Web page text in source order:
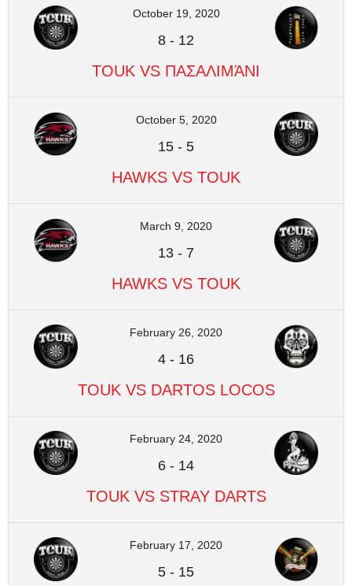
October 19, 2020
8 - 12
TOUK VS ΠΑΣΑΛΙΜΆΝΙ
October 5, 2020
15 - 5
HAWKS VS TOUK
March 9, 2020
13 - 7
HAWKS VS TOUK
February 26, 2020
4 - 16
TOUK VS DARTOS LOCOS
February 24, 2020
6 - 14
TOUK VS STRAY DARTS
February 17, 2020
5 - 15